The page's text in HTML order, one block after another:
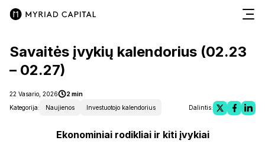
Savaitės įvykių kalendorius (02.23
– 02.27)
22 Vasario, 2026
2 min
Kategorija:
Naujienos Investuotojo kalendorius Dalintis:
Ekonominiai rodikliai ir kiti įvykiai